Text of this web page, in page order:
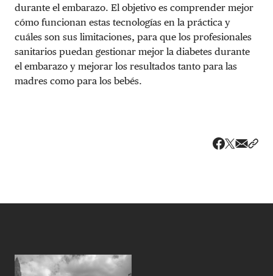
durante el embarazo. El objetivo es comprender mejor
cómo funcionan estas tecnologías en la práctica y
cuáles son sus limitaciones, para que los profesionales
sanitarios puedan gestionar mejor la diabetes durante
el embarazo y mejorar los resultados tanto para las
madres como para los bebés.